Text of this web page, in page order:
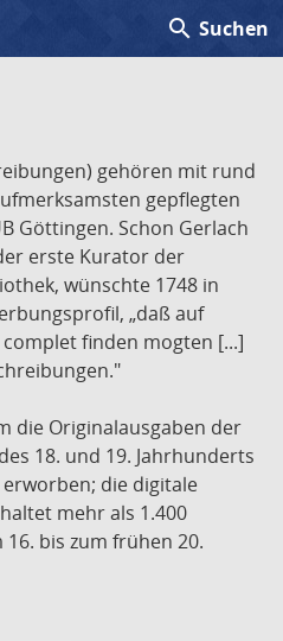
search Suchen
gehören mit rund
gepflegten
Göttingen. Schon Gerlach
erste Kurator der
wünschte 1748 in
„daß auf
finden mogten [...]
die Originalausgaben der
18. und 19. Jahrhunderts
die digitale
mehr als 1.400
bis zum frühen 20.